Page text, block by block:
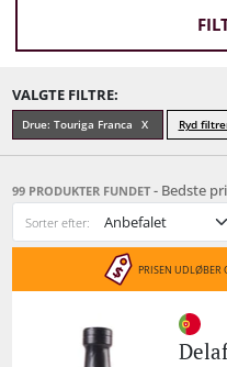
VALGTE FILTRE:
Drue: Touriga Franca Ryd
99 PRODUKTER FUNDET - Bedste
Sorter efter:
PRISEN UDLØBER